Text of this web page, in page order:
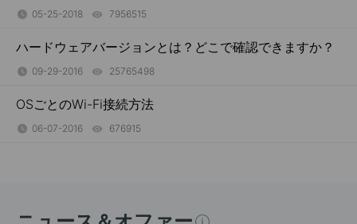
05-25-2018 7956515
ハードウェアバージョンとは？どこで確認できますか？
09-29-2016 25765498
OSごとのWi-Fi接続方法
06-07-2016 676915